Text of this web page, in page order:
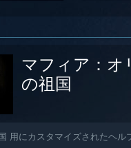
マフィア：オ
の祖国
用にカスタマイズされたヘル